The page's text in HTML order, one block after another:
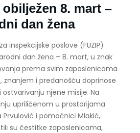
obilježen 8. mart –
dan žena
inspekcijske poslove (FUZIP)
dan žena – 8. mart, u znak
prema svim zaposlenicama
znanjem i predanošću doprinose
njene misije. Na
upriličenom u prostorijama
Prvulović i pomoćnici Mlakić,
su čestitke zaposlenicama,